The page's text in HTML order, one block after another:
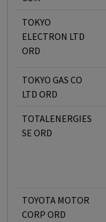
TOKYO
ELECTRON LTD
ORD
TOKYO GAS CO
LTD ORD
TOTALENERGIES
SE ORD
TOYOTA MOTOR
CORP ORD